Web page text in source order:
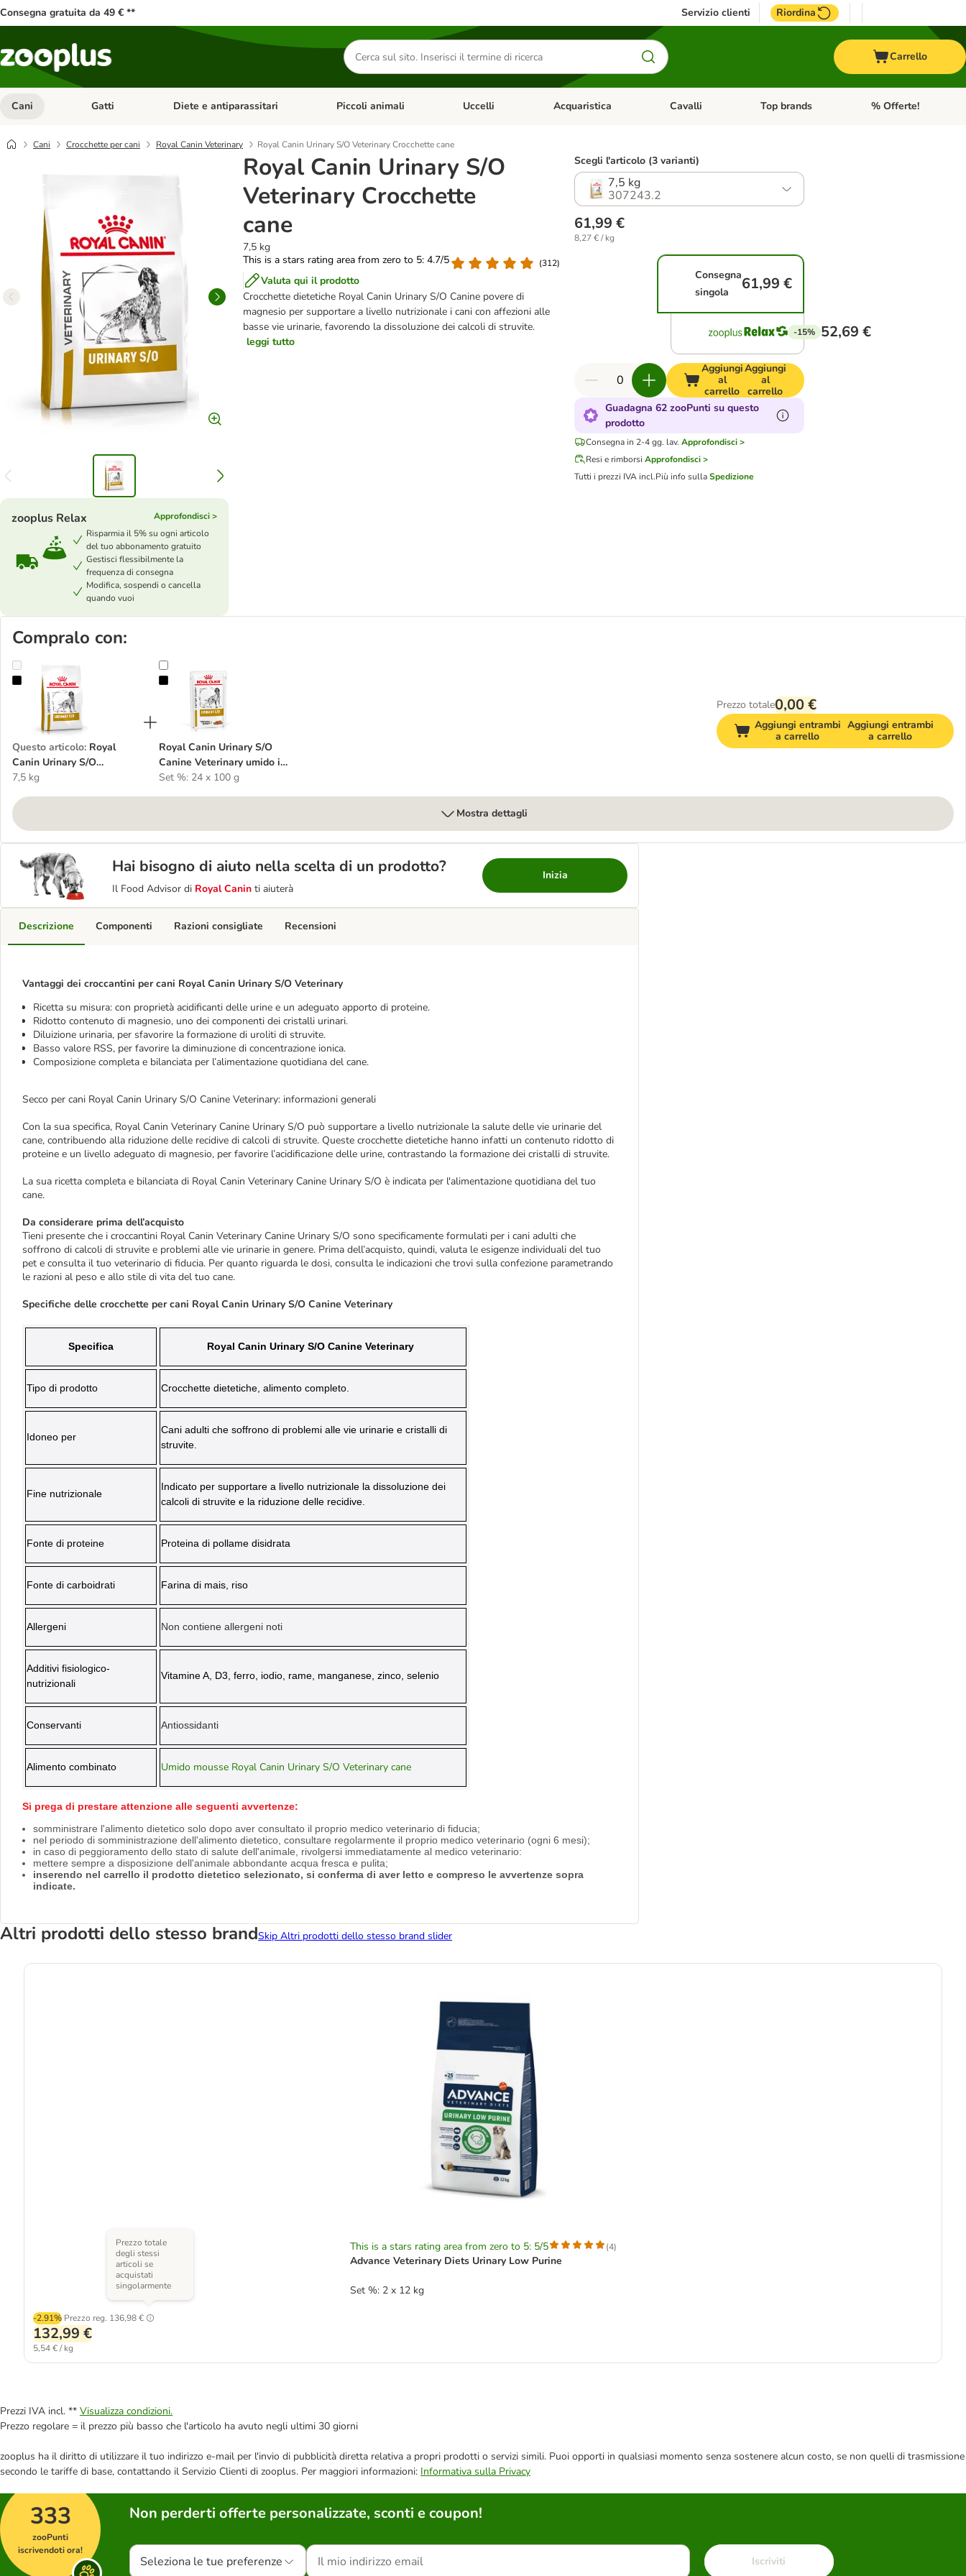
Consegna gratuita da 49 € ** Servizio clienti Riordina
Cerca
prodotti
Carrello
Cani Apri Menu Categoria: Cani
Gatti Apri Menu Categoria: Gatti
Diete e antiparassitari Apri Menu Categoria: Diete e antiparassitari
Piccoli animali Apri Menu Categoria: Piccoli animali
Uccelli Apri Menu Categoria: Uccelli
Acquaristica Apri Menu Categoria: Acquaristica
Cavalli Apri Menu Categoria: Cavalli
Top brands Apri Menu Categoria:
% Offerte!
Cani Crocchette per cani Royal Canin Veterinary Royal Canin Urinary S/O Veterinary Crocchette cane
Royal Canin Urinary S/O
Veterinary Crocchette
cane
7,5 kg
This is a stars rating area from zero to 5: 4.7/5
(312)
Valuta qui il prodotto
Crocchette dietetiche Royal Canin Urinary S/O Canine povere di
magnesio per supportare a livello nutrizionale i cani con affezioni alle
basse vie urinarie, favorendo la dissoluzione dei calcoli di struvite.
leggi tutto
zooplus Relax
Approfondisci >
Risparmia il 5% su ogni articolo
del tuo abbonamento gratuito
Gestisci flessibilmente la
frequenza di consegna
Modifica, sospendi o cancella
quando vuoi
Scegli l'articolo (3 varianti)
7,5 kg
307243.2
61,99 €
8,27 € / kg
Consegna
singola
61,99 €
-15% 52,69 €
Aggiungi
al
carrello
Aggiungi
al
carrello
Guadagna 62 zooPunti su questo
prodotto
Consegna in 2-4 gg. lav. Approfondisci >
Resi e rimborsi Approfondisci >
Tutti i prezzi IVA incl.Più info sullaSpedizione
Compralo con:
Royal Canin Urinary S/O Veterinary Crocchette cane
Questo articolo: Royal
Canin Urinary S/O
Veterinary Crocchette cane
7,5 kg
Royal Canin Urinary S/O Canine Veterinary umido in salsa per cane
Royal Canin Urinary S/O
Canine Veterinary umido in
salsa per cane
Set %: 24 x 100 g
Prezzo totale0,00 €
Aggiungi entrambi
a carrello
Aggiungi entrambi
a carrello
Mostra dettagli
Hai bisogno di aiuto nella scelta di un prodotto?
Il Food Advisor di Royal Canin ti aiuterà
Inizia
Descrizione
Vantaggi dei croccantini per cani Royal Canin Urinary S/O Veterinary
Ricetta su misura: con proprietà acidificanti delle urine e un adeguato apporto di proteine.
Ridotto contenuto di magnesio, uno dei componenti dei cristalli urinari.
Diluizione urinaria, per sfavorire la formazione di uroliti di struvite.
Basso valore RSS, per favorire la diminuzione di concentrazione ionica.
Composizione completa e bilanciata per l’alimentazione quotidiana del cane.
Secco per cani Royal Canin Urinary S/O Canine Veterinary: informazioni generali
Con la sua specifica, Royal Canin Veterinary Canine Urinary S/O può supportare a livello nutrizionale la salute delle vie urinarie del
cane, contribuendo alla riduzione delle recidive di calcoli di struvite. Queste crocchette dietetiche hanno infatti un contenuto ridotto di
proteine e un livello adeguato di magnesio, per favorire l’acidificazione delle urine, contrastando la formazione dei cristalli di struvite.
La sua ricetta completa e bilanciata di Royal Canin Veterinary Canine Urinary S/O è indicata per l'alimentazione quotidiana del tuo
cane.
Da considerare prima dell’acquisto
Tieni presente che i croccantini Royal Canin Veterinary Canine Urinary S/O sono specificamente formulati per i cani adulti che
soffrono di calcoli di struvite e problemi alle vie urinarie in genere. Prima dell’acquisto, quindi, valuta le esigenze individuali del tuo
pet e consulta il tuo veterinario di fiducia. Per quanto riguarda le dosi, consulta le indicazioni che trovi sulla confezione parametrando
le razioni al peso e allo stile di vita del tuo cane.
Specifiche delle crocchette per cani Royal Canin Urinary S/O Canine Veterinary
Specifica Royal Canin Urinary S/O Canine Veterinary
Tipo di prodotto Crocchette dietetiche, alimento completo.
Idoneo per
Cani adulti che soffrono di problemi alle vie urinarie e cristalli di
struvite.
Fine nutrizionale
Indicato per supportare a livello nutrizionale la dissoluzione dei
calcoli di struvite e la riduzione delle recidive.
Fonte di proteine Proteina di pollame disidrata
Fonte di carboidrati Farina di mais, riso
Allergeni Non contiene allergeni noti
Additivi fisiologico-
nutrizionali
Vitamine A, D3, ferro, iodio, rame, manganese, zinco, selenio
Conservanti Antiossidanti
Alimento combinato Umido mousse Royal Canin Urinary S/O Veterinary cane
Si prega di prestare attenzione alle seguenti avvertenze:
somministrare l'alimento dietetico solo dopo aver consultato il proprio medico veterinario di fiducia;
nel periodo di somministrazione dell'alimento dietetico, consultare regolarmente il proprio medico veterinario (ogni 6 mesi);
in caso di peggioramento dello stato di salute dell'animale, rivolgersi immediatamente al medico veterinario:
mettere sempre a disposizione dell'animale abbondante acqua fresca e pulita;
inserendo nel carrello il prodotto dietetico selezionato, si conferma di aver letto e compreso le avvertenze sopra
indicate.
Componenti Razioni consigliate Recensioni
Altri prodotti dello stesso brandSkip Altri prodotti dello stesso brand slider
This is a stars rating area from zero to 5: 5/5 (4)
Advance Veterinary Diets Urinary Low Purine
Set %: 2 x 12 kg
-2.91% Prezzo reg. 136,98 €
Prezzo totale
degli stessi
articoli se
acquistati
singolarmente
132,99 €
5,54 € / kg
Prezzi IVA incl. ** Visualizza condizioni.
Prezzo regolare = il prezzo più basso che l'articolo ha avuto negli ultimi 30 giorni
zooplus ha il diritto di utilizzare il tuo indirizzo e-mail per l'invio di pubblicità diretta relativa a propri prodotti o servizi simili. Puoi opporti in qualsiasi momento senza sostenere alcun costo, se non quelli di trasmissione
secondo le tariffe di base, contattando il Servizio Clienti di zooplus. Per maggiori informazioni: Informativa sulla Privacy
333
zooPunti
iscrivendoti ora!
Non perderti offerte personalizzate, sconti e coupon!
Seleziona le tue preferenze Iscriviti